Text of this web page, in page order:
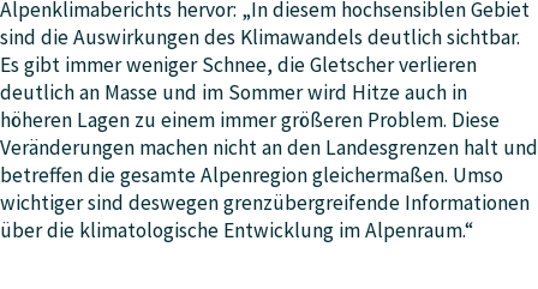
Alpenklimaberichts hervor: „In diesem hochsensiblen Gebiet
sind die Auswirkungen des Klimawandels deutlich sichtbar.
Es gibt immer weniger Schnee, die Gletscher verlieren
deutlich an Masse und im Sommer wird Hitze auch in
höheren Lagen zu einem immer größeren Problem. Diese
Veränderungen machen nicht an den Landesgrenzen halt und
betreffen die gesamte Alpenregion gleichermaßen. Umso
wichtiger sind deswegen grenzübergreifende Informationen
über die klimatologische Entwicklung im Alpenraum.“